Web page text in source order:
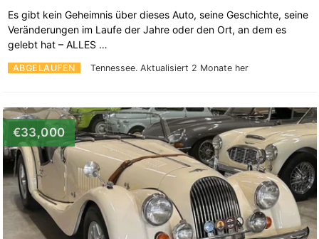
ABGELAUFEN Tennessee. Aktualisiert 2 Monate her
Es gibt kein Geheimnis über dieses Auto, seine Geschichte, seine
Veränderungen im Laufe der Jahre oder den Ort, an dem es
gelebt hat – ALLES …
€33,000